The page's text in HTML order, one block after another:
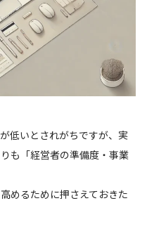
低いとされがちですが、実
も「経営者の準備度・事業
めるために押さえておきた